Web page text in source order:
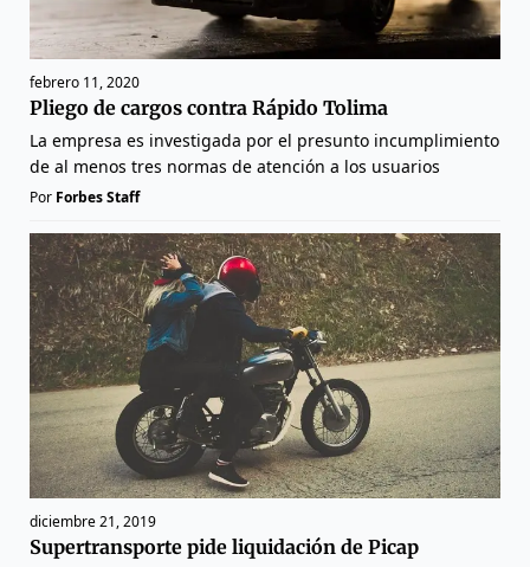
febrero 11, 2020
Pliego de cargos contra Rápido Tolima
La empresa es investigada por el presunto incumplimiento
de al menos tres normas de atención a los usuarios
Por Forbes Staff
diciembre 21, 2019
Supertransporte pide liquidación de Picap